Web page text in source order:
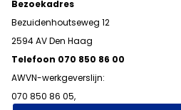
Bezoekadres
Bezuidenhoutseweg 12
2594 AV Den Haag
Telefoon 070 850 86 00
AWVN-werkgeverslijn:
070 850 86 05,